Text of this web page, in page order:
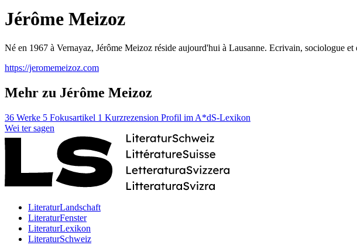
Jérôme Meizoz
Né en 1967 à Vernayaz, Jérôme Meizoz réside aujourd'hui à Lausanne. Ecrivain, sociologue
https://jeromemeizoz.com
Mehr zu Jérôme Meizoz
36 Werke 5 Fokusartikel 1 Kurzrezension Profil im A*dS-Lexikon
Wei ter sagen
LiteraturLandschaft
LiteraturFenster
LiteraturLexikon
LiteraturSchweiz